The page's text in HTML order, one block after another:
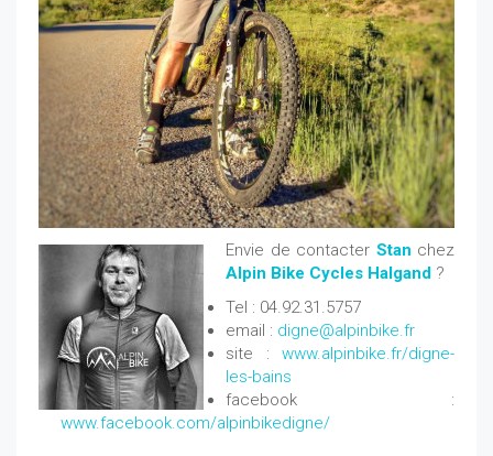
Envie de contacter Stan chez
Alpin Bike Cycles Halgand ?
Tel : 04.92.31.5757
email : digne@alpinbike.fr
site : www.alpinbike.fr/digne-
les-bains
facebook :
www.facebook.com/alpinbikedigne/